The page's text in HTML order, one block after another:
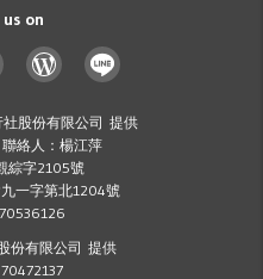
on
股份有限公司 提供
絡人：楊江萍
綜字2105號
一字第北1204號
份有限公司 提供